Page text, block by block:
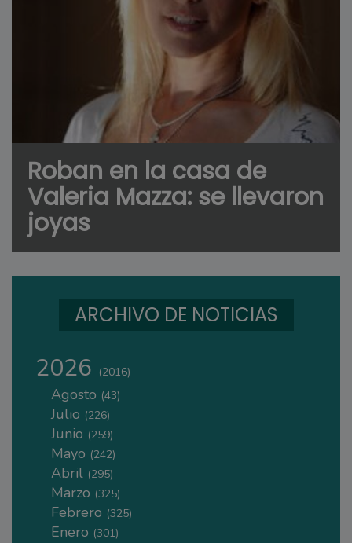
Roban en la casa de
Valeria Mazza: se llevaron
joyas
ARCHIVO DE NOTICIAS
2026 (2016)
Agosto (43)
Julio (226)
Junio (259)
Mayo (242)
Abril (295)
Marzo (325)
Febrero (325)
Enero (301)